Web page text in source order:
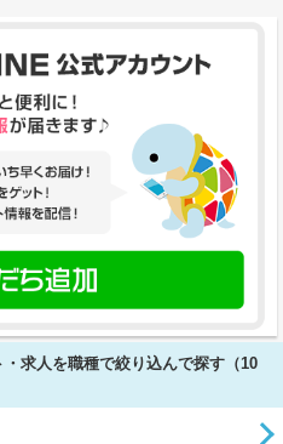
求人を職種で絞り込んで探す（10